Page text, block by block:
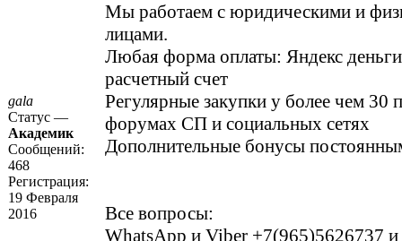
gala
Статус —
Академик
Сообщений:
468
Регистрация:
19 Февраля
2016
Мы работаем с юридическими и
лицами.
Любая форма оплаты: Яндекс
расчетный счет
Регулярные закупки у более чем 30
форумах СП и социальных сетях
Дополнительные бонусы
Все вопросы:
WhatsApp и Viber +7(965)5626737 и